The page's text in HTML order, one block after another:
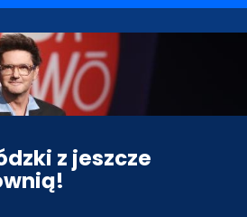
z jeszcze